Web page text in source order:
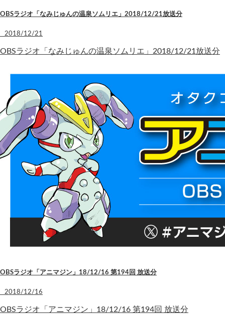
OBSラジオ「なみじゅんの温泉ソムリエ」2018/12/21放送分
2018/12/21
OBSラジオ「なみじゅんの温泉ソムリエ」2018/12/21放送分
OBSラジオ「アニマジン」18/12/16 第194回 放送分
2018/12/16
OBSラジオ「アニマジン」18/12/16 第194回 放送分